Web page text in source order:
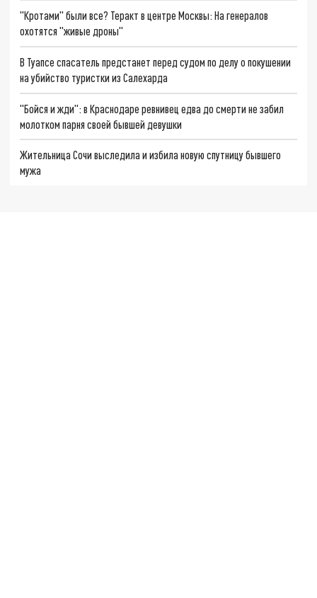
"Кротами" были все? Теракт в центре Москвы: На генералов
охотятся "живые дроны"
В Туапсе спасатель предстанет перед судом по делу о покушении
на убийство туристки из Салехарда
"Бойся и жди": в Краснодаре ревнивец едва до смерти не забил
молотком парня своей бывшей девушки
Жительница Сочи выследила и избила новую спутницу бывшего
мужа